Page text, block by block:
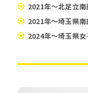
2021年～北足立
2021年～埼玉県
2024年～埼玉県